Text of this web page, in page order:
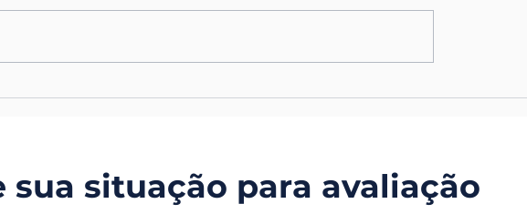
sua situação para avaliação